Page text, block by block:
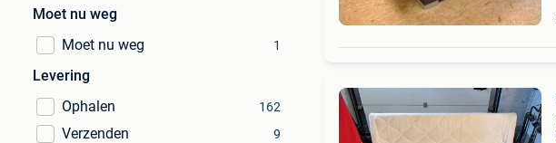
Moet nu weg
Moet nu weg
1
Levering
Ophalen
162
Verzenden 9